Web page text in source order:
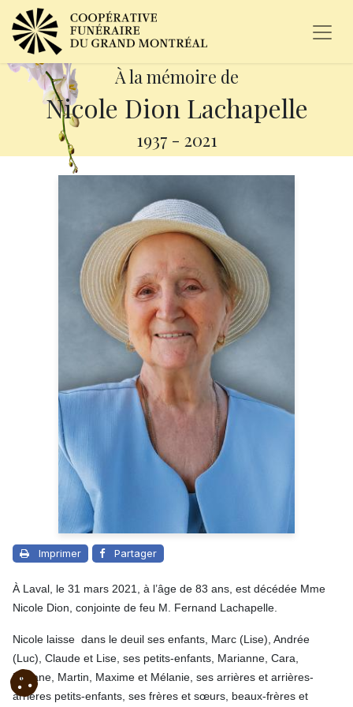
À la mémoire de
Nicole Dion Lachapelle
1937 - 2021
Imprimer Partager
À Laval, le 31 mars 2021, à l’âge de 83 ans, est décédée Mme
Nicole Dion, conjointe de feu M. Fernand Lachapelle.
Nicole laisse dans le deuil ses enfants, Marc (Lise), Andrée
(Luc), Claude et Lise, ses petits-enfants, Marianne, Cara,
Roxane, Martin, Maxime et Mélanie, ses arrières et arrières-
arrières petits-enfants, ses frères et sœurs, beaux-frères et